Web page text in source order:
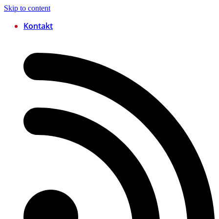
Skip to content
Kontakt